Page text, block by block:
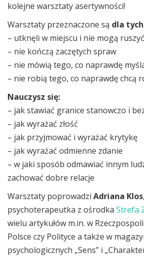
kolejne warsztaty asertywności!
Warsztaty przeznaczone są dla
– utknęli w miejscu i nie mogą ruszyć
– nie kończą zaczętych spraw
– nie mówią tego, co naprawdę
– nie robią tego, co naprawdę chcą
Nauczysz się:
– jak stawiać granice stanowczo i
– jak wyrażać złość
– jak przyjmować i wyrażać krytykę
– jak wyrażać odmienne zdanie
– w jaki sposób odmawiać innym
zachować dobre relacje
Warsztaty poprowadzi Adriana Klos
psychoterapeutka z ośrodka Strefa
wielu artykułów m.in. w
Polsce czy Polityce a także w
psychologicznych „Sens” i